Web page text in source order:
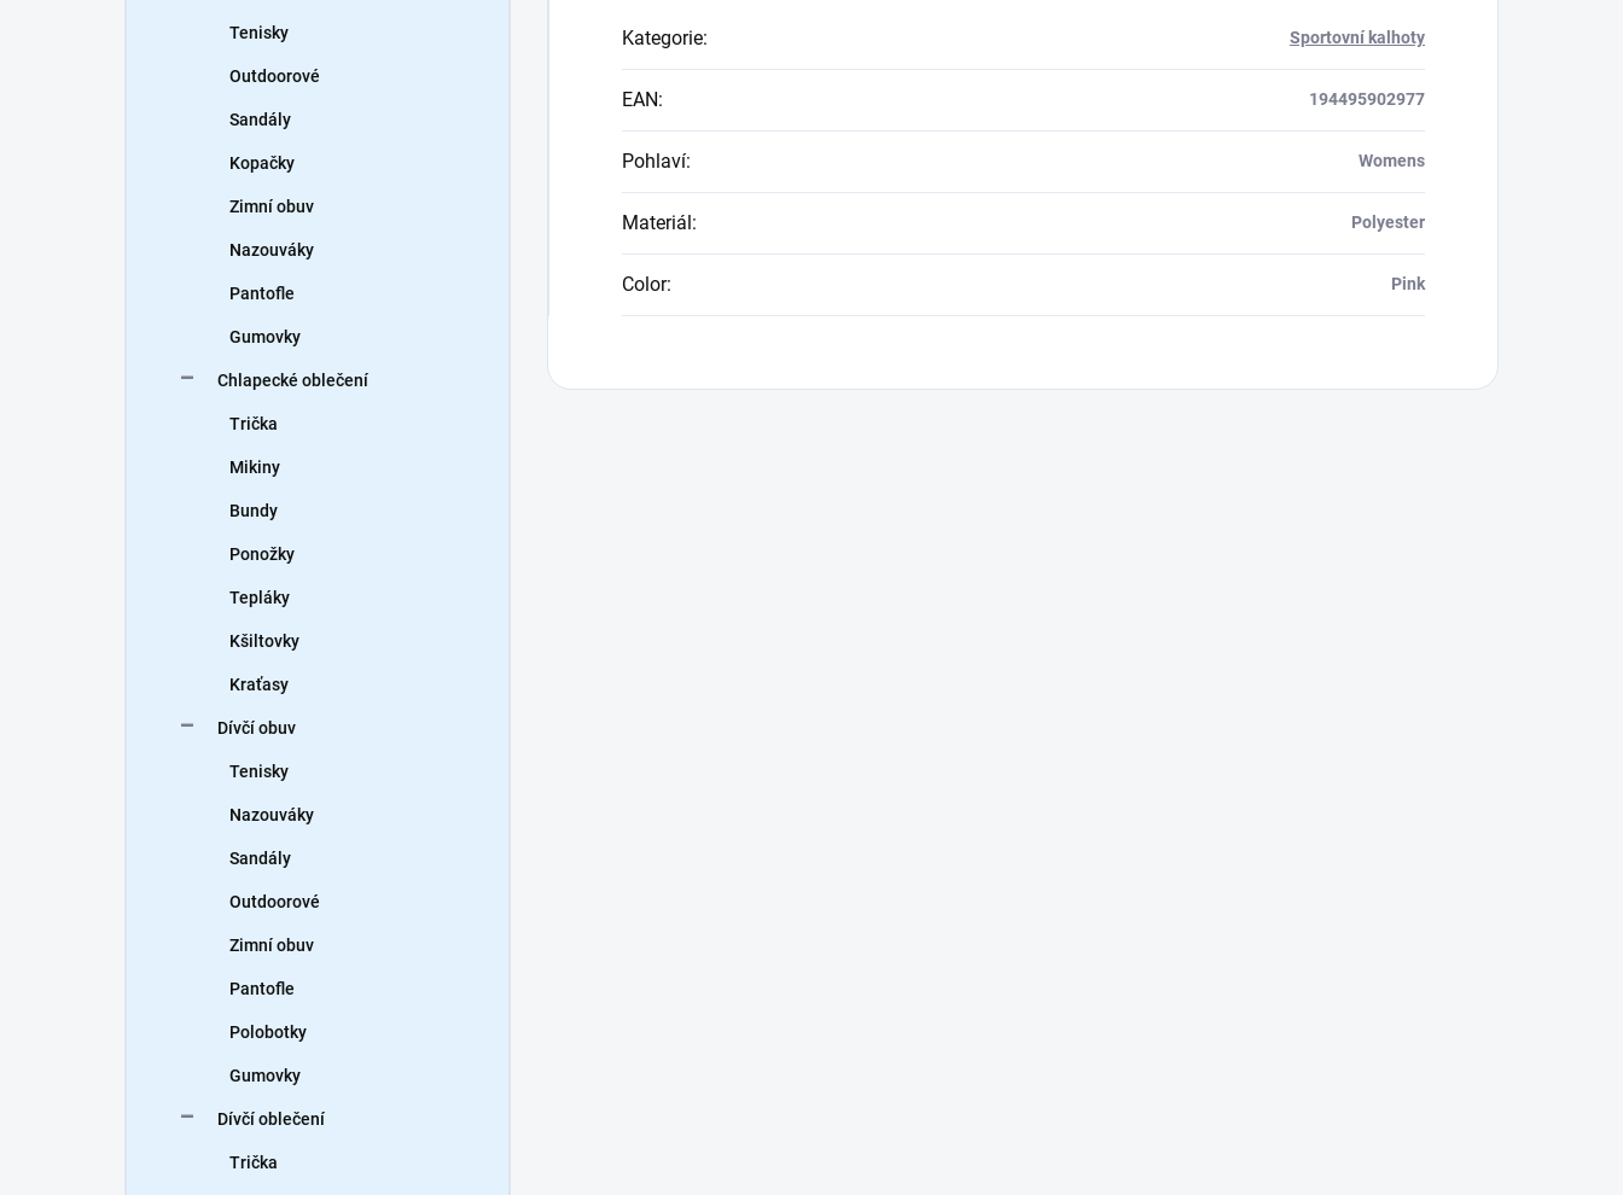
Tenisky
Outdoorové
Sandály
Kopačky
Zimní obuv
Nazouváky
Pantofle
Gumovky
Chlapecké oblečení
Trička
Mikiny
Bundy
Ponožky
Tepláky
Kšiltovky
Kraťasy
Dívčí obuv
Tenisky
Nazouváky
Sandály
Outdoorové
Zimní obuv
Pantofle
Polobotky
Gumovky
Dívčí oblečení
Trička
Kategorie: Sportovní kalhoty
EAN: 194495902977
Pohlaví: Womens
Materiál: Polyester
Color: Pink